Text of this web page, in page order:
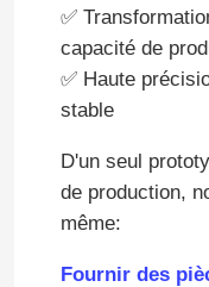
✅
capacité de
✅ Haute
stable
D'un seul
de production,
même:
Fournir des